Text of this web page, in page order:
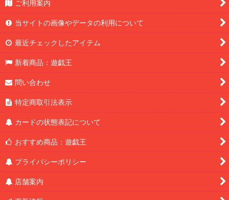
ご利用案内
当サイトの画像やデータの利用について
最近チェックしたアイテム
新着商品：遊戯王
問い合わせ
特定商取引法表示
カードの状態表記について
おすすめ商品：遊戯王
プライバシーポリシー
店舗案内